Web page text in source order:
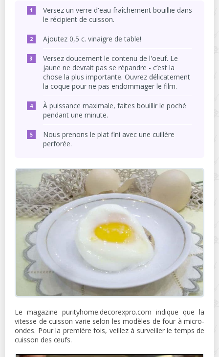
Versez un verre d'eau fraîchement bouillie dans
le récipient de cuisson.
Ajoutez 0,5 c. vinaigre de table!
Versez doucement le contenu de l'oeuf. Le
jaune ne devrait pas se répandre - c’est la
chose la plus importante. Ouvrez délicatement
la coque pour ne pas endommager le film.
À puissance maximale, faites bouillir le poché
pendant une minute.
Nous prenons le plat fini avec une cuillère
perforée.
Le magazine purityhome.decorexpro.com indique que la
vitesse de cuisson varie selon les modèles de four à micro-
ondes. Pour la première fois, veillez à surveiller le temps de
cuisson des œufs.